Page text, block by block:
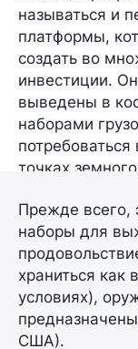
называться и
платформы,
создать во
инвестиции.
выведены в
наборами
точках
Прежде всего,
наборы для
храниться как
условиях),
США).